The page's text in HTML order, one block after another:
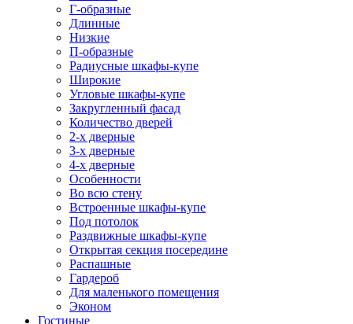
Г-образные
Длинные
Низкие
П-образные
Радиусные шкафы-купе
Широкие
Угловые шкафы-купе
Закругленный фасад
Количество дверей
2-х дверные
3-х дверные
4-х дверные
Особенности
Во всю стену
Встроенные шкафы-купе
Под потолок
Раздвижные шкафы-купе
Открытая секция посередине
Распашные
Гардероб
Для маленького помещения
Эконом
Гостиные